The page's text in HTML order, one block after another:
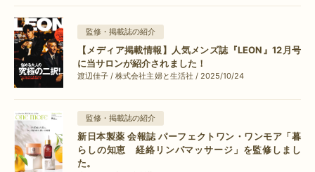
監修・掲載誌の紹介
【メディア掲載情報】人気メンズ誌『LEON』12月号
に当サロンが紹介されました！
渡辺佳子 / 株式会社主婦と生活社 / 2025/10/24
監修・掲載誌の紹介
新日本製薬 会報誌 パーフェクトワン・ワンモア「暮
らしの知恵 経絡リンパマッサージ」を監修しまし
た。